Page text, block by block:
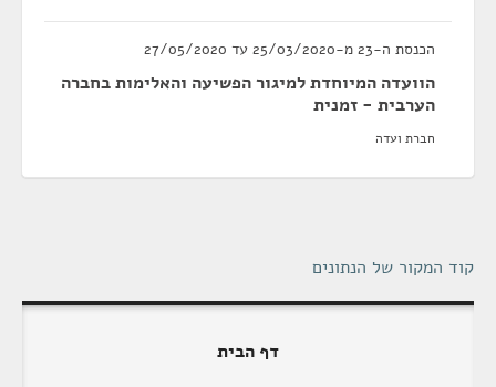
הכנסת ה-23 מ-25/03/2020 עד 27/05/2020
הוועדה המיוחדת למיגור הפשיעה והאלימות בחברה
הערבית - זמנית
חברת ועדה
קוד המקור של הנתונים
דף הבית